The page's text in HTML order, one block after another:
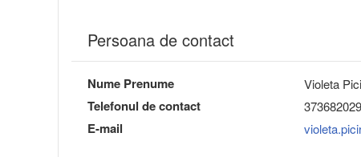
Persoana de contact
Nume Prenume Violeta
Telefonul de contact
E-mail